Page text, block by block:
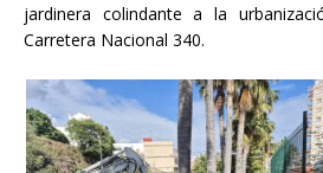
jardinera colindante a la
Carretera Nacional 340.